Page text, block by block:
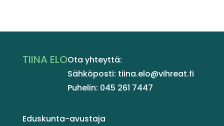
TIINA ELOOta yhteyttä:
Sähköposti: tiina.elo@vihreat.fi
Puhelin: 045 261 7447
Eduskunta-avustaja